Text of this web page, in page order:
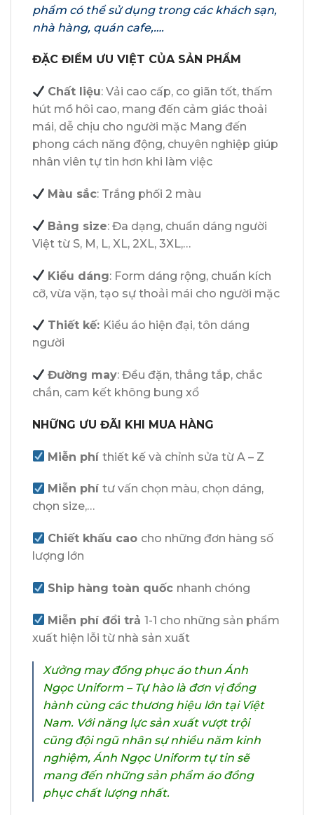
phẩm có thể sử dụng trong các khách sạn,
nhà hàng, quán cafe,….
ĐẶC ĐIỂM ƯU VIỆT CỦA SẢN PHẨM
Chất liệu: Vải cao cấp, co giãn tốt, thấm
hút mồ hôi cao, mang đến cảm giác thoải
mái, dễ chịu cho người mặc Mang đến
phong cách năng động, chuyên nghiệp giúp
nhân viên tự tin hơn khi làm việc
Màu sắc: Trắng phối 2 màu
Bảng size: Đa dạng, chuẩn dáng người
Việt từ S, M, L, XL, 2XL, 3XL,…
Kiểu dáng: Form dáng rộng, chuẩn kích
cỡ, vừa vặn, tạo sự thoải mái cho người mặc
Thiết kế: Kiểu áo hiện đại, tôn dáng
người
Đường may: Đều đặn, thẳng tắp, chắc
chắn, cam kết không bung xổ
NHỮNG ƯU ĐÃI KHI MUA HÀNG
Miễn phíthiết kế và chỉnh sửa từ A – Z
Miễn phítư vấn chọn màu, chọn dáng,
chọn size,…
Chiết khấu cao cho những đơn hàng số
lượng lớn
Ship hàng toàn quốc nhanh chóng
Miễn phí đổi trả1-1 cho những sản phẩm
xuất hiện lỗi từ nhà sản xuất
Xưởng may đồng phục áo thun Ánh
Ngọc Uniform – Tự hào là đơn vị đồng
hành cùng các thương hiệu lớn tại Việt
Nam. Với năng lực sản xuất vượt trội
cũng đội ngũ nhân sự nhiều năm kinh
nghiệm, Ánh Ngọc Uniform tự tin sẽ
mang đến những sản phẩm áo đồng
phục chất lượng nhất.